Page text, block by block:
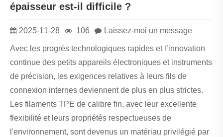
épaisseur est-il difficile ?
2025-11-28 106 Laissez-moi un message
Avec les progrès technologiques rapides et l’innovation
continue des petits appareils électroniques et instruments
de précision, les exigences relatives à leurs fils de
connexion internes deviennent de plus en plus strictes.
Les filaments TPE de calibre fin, avec leur excellente
flexibilité et leurs propriétés respectueuses de
l'environnement, sont devenus un matériau privilégié par